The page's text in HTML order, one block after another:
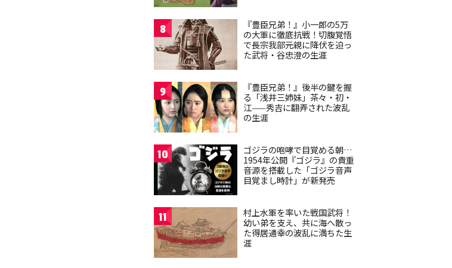
8
『豊臣兄弟！』小一郎の5万
の大軍に徹底抗戦！切腹覚悟
で長宗我部元親に降伏を迫っ
た武将・谷忠澄の生涯
9
『豊臣兄弟！』後半の鍵を握
る「浅井三姉妹」茶々・初・
江——秀吉に翻弄された波乱
の生涯
10
ゴジラの咆哮で目覚める朝…
1954年公開『ゴジラ』の貴重
音源を搭載した「ゴジラ音声
目覚まし時計」が新発売
11
村上水軍を率いた戦国武将！
幼い弟を支え、共に海へ散っ
た得居通幸の波乱に満ちた生
涯